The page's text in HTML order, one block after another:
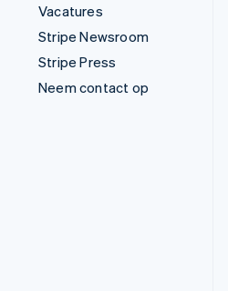
Vacatures
Stripe Newsroom
Stripe Press
Neem contact op